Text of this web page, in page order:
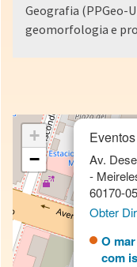
Geografia (PPGeo-
geomorfologia e
Av.
-
60170-
Obter
O
com
+
−